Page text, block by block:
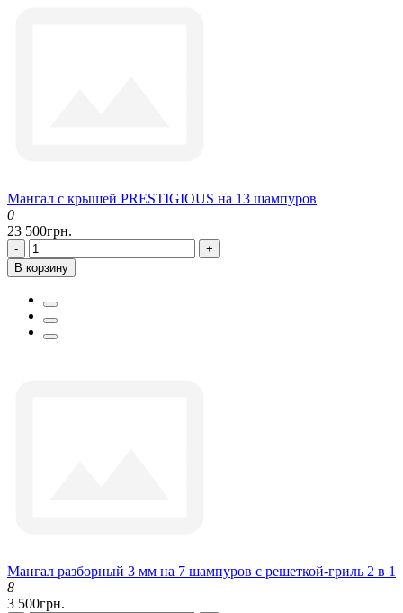
Мангал с крышей PRESTIGIOUS на 13 шампуров
0
23 500грн.
-
+
В корзину
Мангал разборный 3 мм на 7 шампуров с решеткой-гриль 2 в 1
8
3 500грн.